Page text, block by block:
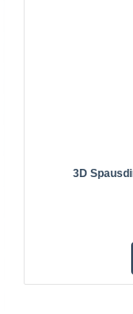
Creality
Creality Halot-
3D